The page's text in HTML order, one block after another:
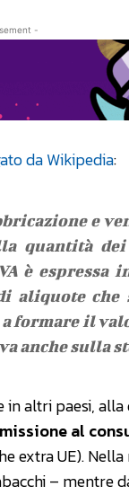
-
da Wikipedia:
e
quantità
è espressa
aliquote che
formare il
anche sulla
altri paesi,
al
extra UE).
– mentre